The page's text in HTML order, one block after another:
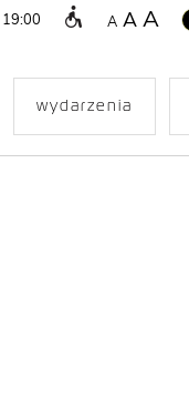
A A A
wydarzenia